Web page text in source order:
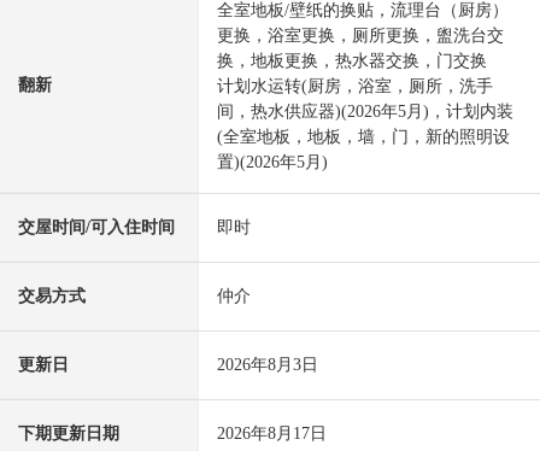
翻新
全室地板/壁纸的换贴，流理台（厨房）
更换，浴室更换，厕所更换，盥洗台交
换，地板更换，热水器交换，门交换
计划水运转(厨房，浴室，厕所，洗手
间，热水供应器)(2026年5月)，计划内装
(全室地板，地板，墙，门，新的照明设
置)(2026年5月)
交屋时间/可入住时间 即时
交易方式 仲介
更新日 2026年8月3日
下期更新日期 2026年8月17日